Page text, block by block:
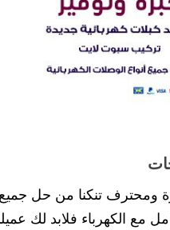
ومحترف تنكنا من حل
مع الكهرباء فلابد لك